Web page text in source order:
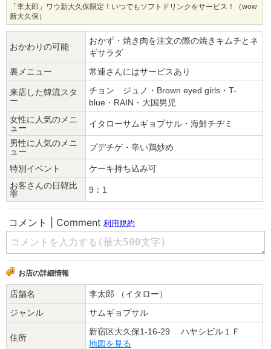
「李太郎」ワウ新大久保限定！いつでもソフトドリンクをサービス！（wow
新大久保）
おかわりの可能
おかず・焼き肉を注文の際の焼きキムチとネ
ギサラダ
裏メニュー
常連さんにはサービスあり
来店した韓流スタ
ー
チョン ジュノ・Brown eyed girls・T-
blue・RAIN・大国男児
女性に人気のメニ
ュー
イタローサムギョプサル・海鮮チヂミ
男性に人気のメニ
ュー
プデチゲ・辛い鶏炒め
特別イベント
ケーキ持ち込み可
お客さんの日韓比
率
9：1
お店の詳細情報
店舗名
李太郎 （イタロー）
ジャンル
サムギョプサル
住所
新宿区大久保1-16-29 ハヤシビル１Ｆ
地図を見る